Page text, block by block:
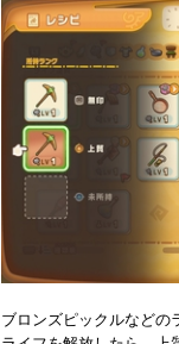
ブロンズピックルなど